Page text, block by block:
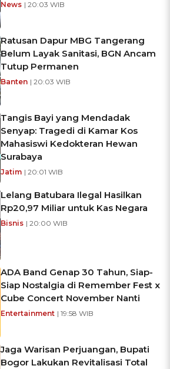
News | 20:03 WIB
Ratusan Dapur MBG Tangerang
Belum Layak Sanitasi, BGN Ancam
Tutup Permanen
Banten | 20:03 WIB
Tangis Bayi yang Mendadak
Senyap: Tragedi di Kamar Kos
Mahasiswi Kedokteran Hewan
Surabaya
Jatim | 20:01 WIB
Lelang Batubara Ilegal Hasilkan
Rp20,97 Miliar untuk Kas Negara
Bisnis | 20:00 WIB
ADA Band Genap 30 Tahun, Siap-
Siap Nostalgia di Remember Fest x
Cube Concert November Nanti
Entertainment | 19:58 WIB
Jaga Warisan Perjuangan, Bupati
Bogor Lakukan Revitalisasi Total